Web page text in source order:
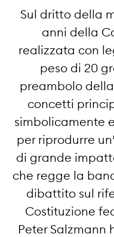
Sul dritto della
anni della
realizzata con
peso di 20
preambolo
concetti
simbolicamente
per riprodurre
di grande
che regge la
dibattito sul
Costituzione
Peter Salzmann